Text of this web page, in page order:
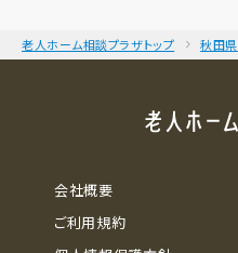
老人ホーム相談プラザトップ 秋田県
会社概要
ご利用規約